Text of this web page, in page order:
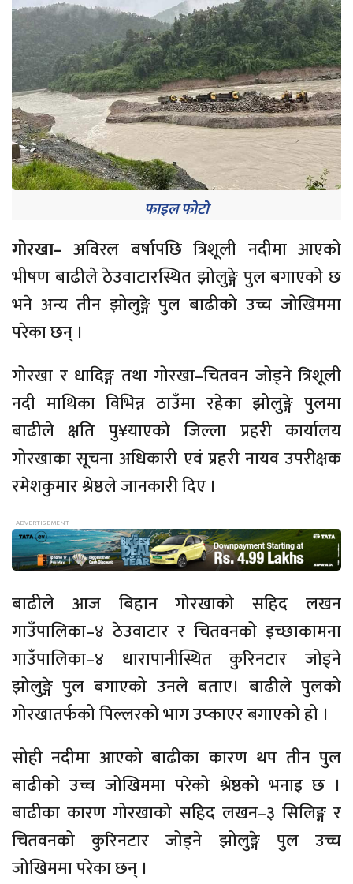
फाइल फोटो
गोरखा– अविरल बर्षापछित्रिशूली नदीमा आएको
भीषण बाढीलेठेउवाटारस्थितझोलुङ्गे पुल बगाएको छ
भने अन्य तीन झोलुङ्गे पुल बाढीको उच्च जोखिममा
परेका छन् ।
गोरखा र धादिङ्ग तथा गोरखा–चितवन जोड्ने त्रिशूली
नदी माथिका विभिन्न ठाउँमा रहेका झोलुङ्गे पुलमा
बाढीले क्षति पु¥याएकोजिल्ला प्रहरी कार्यालय
गोरखाका सूचना अधिकारी एवं प्रहरीनायवउपरीक्षक
रमेशकुमार श्रेष्ठले जानकारी दिए ।
बाढीले आज बिहान गोरखाको सहिद लखन
गाउँपालिका–४ ठेउवाटार र चितवनको इच्छाकामना
गाउँपालिका–४
धारापानीस्थितकुरिनटार जोड्ने
झोलुङ्गे पुल बगाएको उनले बताए। बाढीले पुलको
गोरखातर्फको पिल्लरको भाग उप्काएर बगाएको हो ।
सोही नदीमा आएको बाढीका कारण थप तीन पुल
बाढीको उच्च जोखिममा परेको श्रेष्ठको भनाइ छ ।
बाढीका कारण गोरखाको सहिद लखन–३ सिलिङ्गर
चितवनको कुरिनटार जोड्ने झोलुङ्गे पुल उच्च
जोखिममा परेका छन् ।